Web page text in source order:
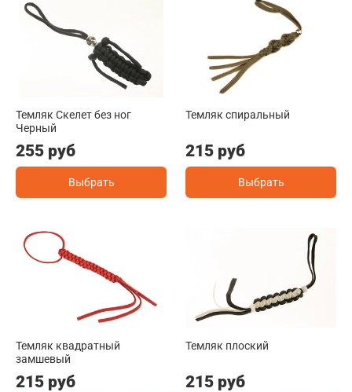
Темляк Скелет без ног
Черный
255 руб
Выбрать
Темляк спиральный
215 руб
Выбрать
Темляк квадратный
замшевый
215 руб
Темляк плоский
215 руб